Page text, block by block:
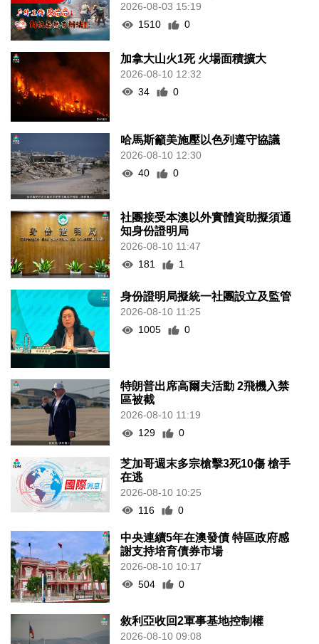
2026-08-03 15:19
1510
0
加拿大山火1死 火場面積擴大
2026-08-10 12:32
34
0
哈馬斯籲美施壓以色列遵守協議
2026-08-10 12:30
40
0
社團接受本澳以外實體資助擬須通
知身份證明局
2026-08-10 11:47
181
1
身份證明局擬統一社團設立及監管
2026-08-10 11:25
1005
0
特朗普出席高爾夫活動 2飛機入禁
區被截
2026-08-10 11:19
129
0
芝加哥週末多宗槍擊3死10傷 槍手
在逃
2026-08-10 10:25
116
0
中央連續5年在澳發債 特區政府感
謝支持培育債券市場
2026-08-10 10:17
504
0
敘利亞收回2軍事基地控制權
2026-08-10 09:08